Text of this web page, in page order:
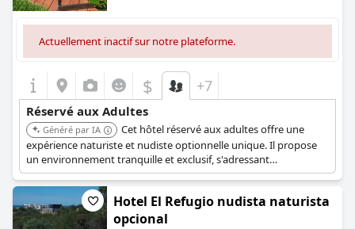
Actuellement inactif sur notre plateforme.
$ +7
Réservé aux Adultes
Généré par IA
Cet hôtel réservé aux adultes offre une
expérience naturiste et nudiste optionnelle unique. Il propose
un environnement tranquille et exclusif, s'adressant
spécifiquement aux adultes en quête d'une escapade libératrice
et privée.
Hotel El Refugio nudista naturista
opcional